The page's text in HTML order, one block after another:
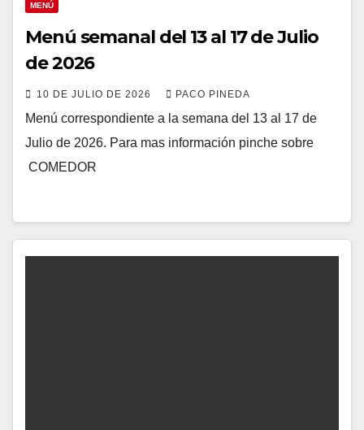
MENÚ
Menú semanal del 13 al 17 de Julio
de 2026
10 DE JULIO DE 2026 PACO PINEDA
Menú correspondiente a la semana del 13 al 17 de
Julio de 2026. Para mas información pinche sobre
COMEDOR